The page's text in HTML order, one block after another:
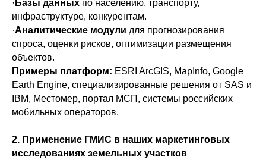
· Базы данных по населению, транспорту,
инфраструктуре, конкурентам.
·Аналитические модули для прогнозирования
спроса, оценки рисков, оптимизации размещения
объектов.
Примеры платформ: ESRI ArcGIS, MapInfo, Google
Earth Engine, специализированные решения от SAS и
IBM, Местомер, портал МСП, системы российских
мобильных операторов.
2. Применение ГМИС в наших маркетинговых
исследованиях земельных участков